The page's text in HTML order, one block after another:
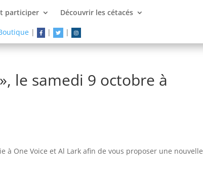
participer Découvrir les cétacés
| | |
le samedi 9 octobre à
à One Voice et Al Lark afin de vous proposer une nouvelle